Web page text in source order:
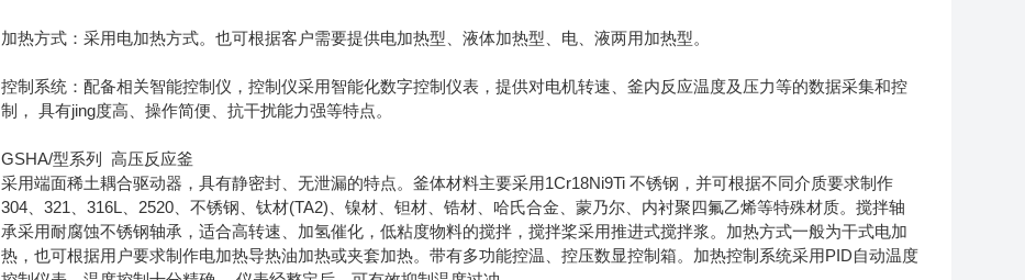
加热方式：采用电加热方式。也可根据客户需要提供电加热型、液体加热型、电、液两用加热型。
控制系统：配备相关智能控制仪，控制仪采用智能化数字控制仪表，提供对电机转速、釜内反应温度及压力等的数据采集和控
制， 具有jing度高、操作简便、抗干扰能力强等特点。
GSHA/型系列 高压反应釜
采用端面稀土耦合驱动器，具有静密封、无泄漏的特点。釜体材料主要采用1Cr18Ni9Ti 不锈钢，并可根据不同介质要求制作
304、321、316L、2520、不锈钢、钛材(TA2)、镍材、钽材、锆材、哈氏合金、蒙乃尔、内衬聚四氟乙烯等特殊材质。搅拌轴
承采用耐腐蚀不锈钢轴承，适合高转速、加氢催化，低粘度物料的搅拌，搅拌桨采用推进式搅拌浆。加热方式一般为干式电加
热，也可根据用户要求制作电加热导热油加热或夹套加热。带有多功能控温、控压数显控制箱。加热控制系统采用PID自动温度